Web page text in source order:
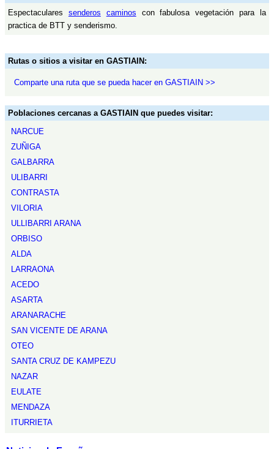
Espectaculares senderos caminos con fabulosa vegetación para la
practica de BTT y senderismo.
Rutas o sitios a visitar en GASTIAIN:
Comparte una ruta que se pueda hacer en GASTIAIN >>
Poblaciones cercanas a GASTIAIN que puedes visitar:
NARCUE
ZUÑIGA
GALBARRA
ULIBARRI
CONTRASTA
VILORIA
ULLIBARRI ARANA
ORBISO
ALDA
LARRAONA
ACEDO
ASARTA
ARANARACHE
SAN VICENTE DE ARANA
OTEO
SANTA CRUZ DE KAMPEZU
NAZAR
EULATE
MENDAZA
ITURRIETA